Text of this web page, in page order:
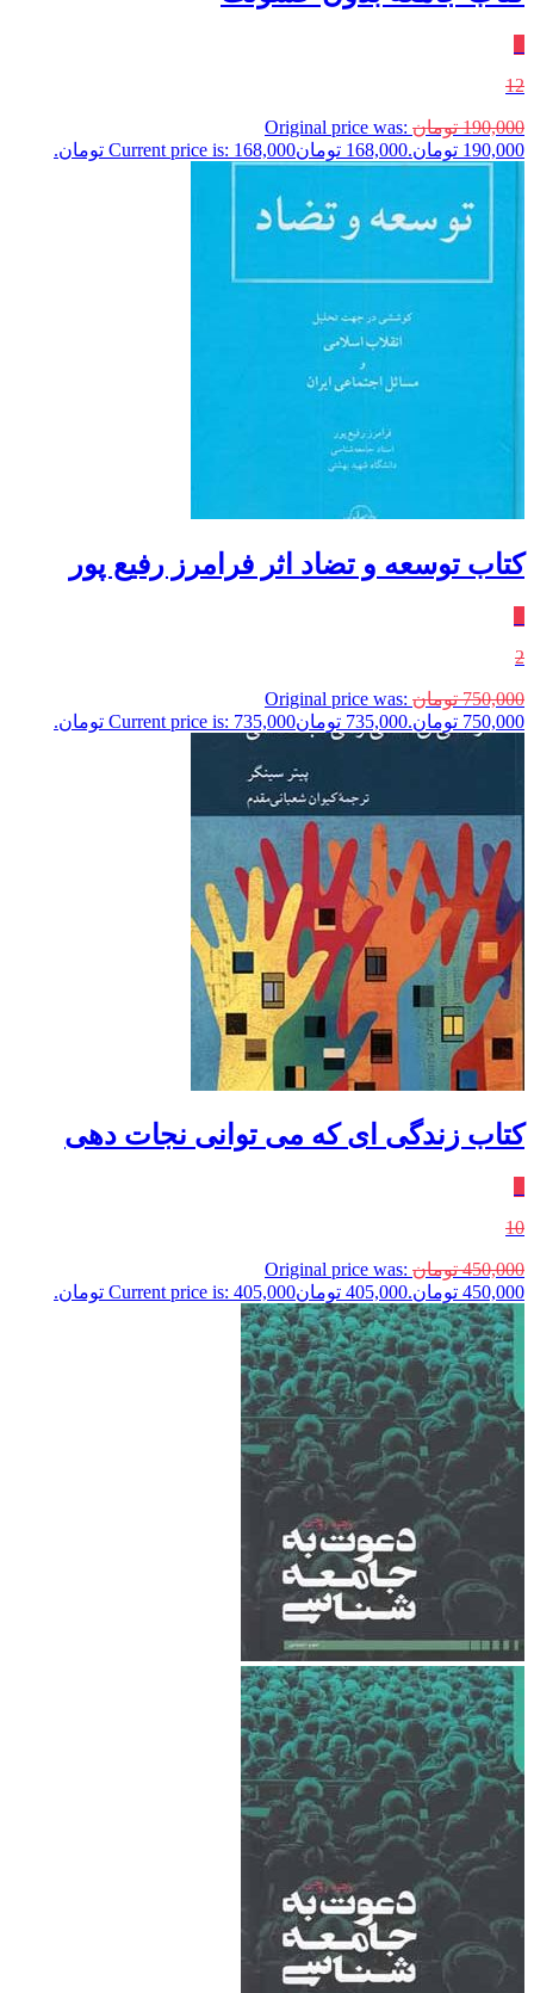
12
190,000 تومان Original price was:
190,000 تومان.
168,000 تومانCurrent price is: 168,000 تومان.
کتاب توسعه و تضاد اثر فرامرز رفیع پور
2
750,000 تومان Original price was:
750,000 تومان.
735,000 تومانCurrent price is: 735,000 تومان.
کتاب زندگی‌ ای که می‌ توانی نجات دهی
10
450,000 تومان Original price was:
450,000 تومان.
405,000 تومانCurrent price is: 405,000 تومان.